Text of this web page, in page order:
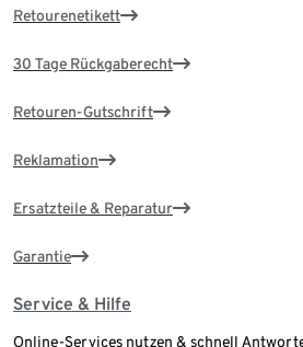
Retourenetikett
30 Tage Rückgaberecht
Retouren-Gutschrift
Reklamation
Ersatzteile & Reparatur
Garantie
Service & Hilfe
Online-Services nutzen & schnell